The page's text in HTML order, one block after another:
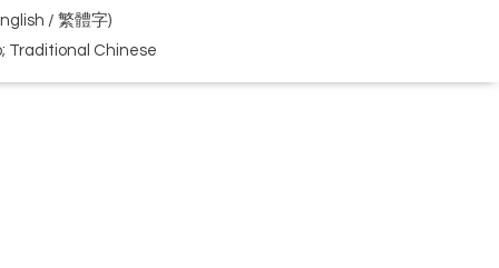
/ 繁體字)
Traditional Chinese